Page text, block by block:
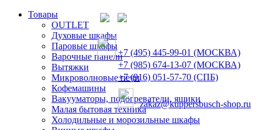
Товары
OUTLET
Духовые шкафы
Паровые шкафы
Варочные панели
Вытяжки
Микроволновые печи
Кофемашины
Вакууматоры, подогреватели, ящики
Малая бытовая техника
Холодильные и морозильные шкафы
+7 (495) 445-99-01 (МОСКВА)
+7 (985) 674-13-07 (МОСКВА)
+7 (916) 051-57-70 (СПБ)
zakaz@kuppersbusch-shop.ru